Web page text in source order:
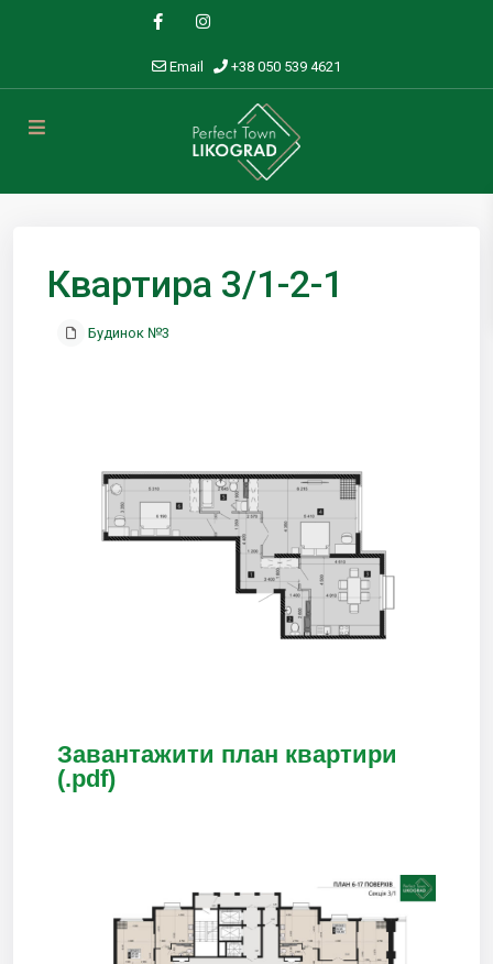
Email +38 050 539 4621
Квартира 3/1-2-1
Будинок №3
Завантажити план квартири
(.pdf)